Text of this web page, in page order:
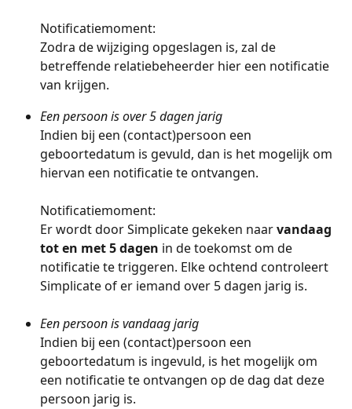
Notificatiemoment:
Zodra de wijziging opgeslagen is, zal de
betreffende relatiebeheerder hier een notificatie
van krijgen.
Een persoon is over 5 dagen jarig
Indien bij een (contact)persoon een
geboortedatum is gevuld, dan is het mogelijk om
hiervan een notificatie te ontvangen.
Notificatiemoment:
Er wordt door Simplicate gekeken naar vandaag
tot en met 5 dagen in de toekomst om de
notificatie te triggeren. Elke ochtend controleert
Simplicate of er iemand over 5 dagen jarig is.
Een persoon is vandaag jarig
Indien bij een (contact)persoon een
geboortedatum is ingevuld, is het mogelijk om
een notificatie te ontvangen op de dag dat deze
persoon jarig is.